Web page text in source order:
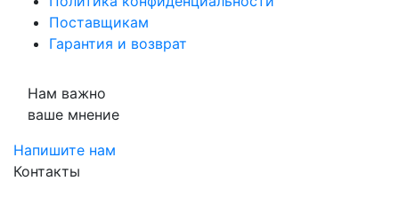
Поставщикам
Гарантия и возврат
Нам важно
ваше мнение
Напишите нам
Контакты